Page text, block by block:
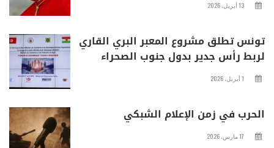
13 أبريل، 2026
تونس تطلق مشروع المعبر البري القاري
لربط رأس جدير بدول جنوب الصحراء
1 أبريل، 2026
الحرب في زمن الإعلام الشبكي
17 مارس، 2026